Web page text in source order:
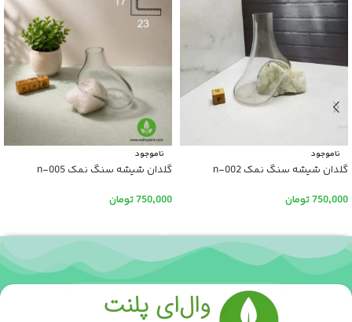
ناموجود
گلدان شیشه سنگ نمک n-002
750,000تومان
ناموجود
گلدان شیشه سنگ نمک n-005
750,000تومان